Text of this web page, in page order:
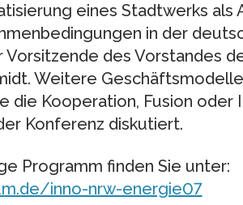
eines Stadtwerks
in der
Vorsitzende des Vorstandes
Weitere
die Kooperation, Fusion oder
Konferenz diskutiert.
Programm finden Sie unter:
inno-nrw-energie07